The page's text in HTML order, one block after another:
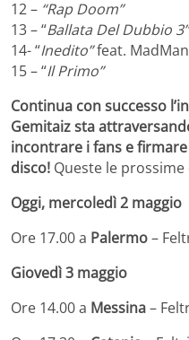
12 – “Rap Doom”
13 – “Ballata Del Dubbio 3”
14- “Inedito”feat.
15 – “Il Primo”
Continua con successo
Gemitaiz sta
incontrare i fans e
disco! Queste le
Oggi, mercoledì 2 maggio
Ore 17.00 a Palermo–
Giovedì 3 maggio
Ore 14.00 a Messina–